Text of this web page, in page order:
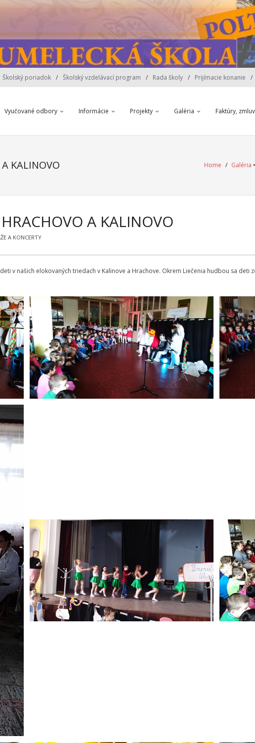
Školský poriadok Školský vzdelávací program Rada školy Prijímacie konanie
Vyučované odbory Informácie Projekty Galéria Faktúry,
KALINOVO Home / Galéria •
A KALINOVO
A KONCERTY
v našich elokovaných triedach v Kalinove a Hrachove. Okrem Liečenia hudbou sa